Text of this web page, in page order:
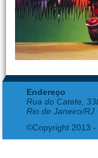
Endereço
Rua do Catete,
Rio de Janeiro/RJ
©Copyright 2013 -